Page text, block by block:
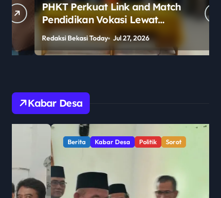
PHKT Perkuat Link and Match
Pendidikan Vokasi Lewat
Program Guru Tamu di SMKN
2 Penajam Paser Utara
Redaksi Bekasi Today Jul 27, 2026
Kabar Desa
Kabar Desa Politik Sorot